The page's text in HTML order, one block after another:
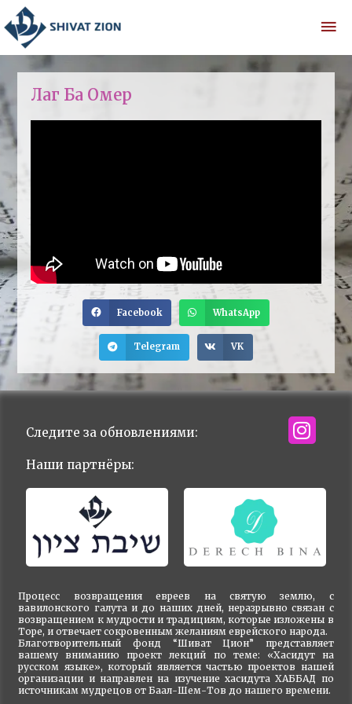
Лаг Ба Омер
Facebook WhatsApp
Telegram VK
Процесс возвращения евреев на святую землю, с
вавилонского галута и до наших дней, неразрывно связан с
возвращением к мудрости и традициям, которые изложены в
Торе, и отвечает сокровенным желаниям еврейского народа.
Благотворительный фонд “Шиват Цион” представляет
вашему вниманию проект лекций по теме: «Хасидут на
русском языке», который является частью проектов нашей
организации и направлен на изучение хасидута ХАББАД по
источникам мудрецов от Баал-Шем-Тов до нашего времени.
Следите за обновлениями:
Наши партнёры: